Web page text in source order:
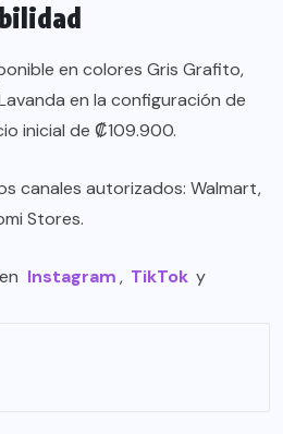
en colores Gris Grafito,
en la configuración de
inicial de ₡109.900.
canales autorizados: Walmart,
Stores.
en Instagram, TikTok y